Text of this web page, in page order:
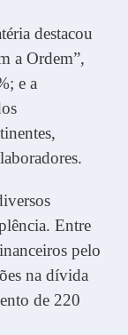
destacou
a Ordem”,
e a
Entre
pelo
na dívida
de 220